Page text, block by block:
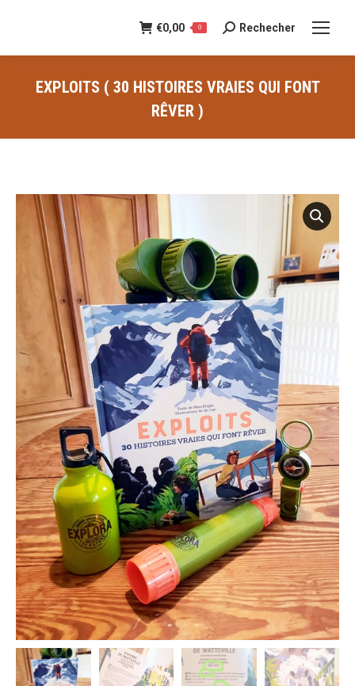
€0,00 0
Recherche
:
Rechecher
EXPLOITS ( 30 HISTOIRES VRAIES QUI FONT
RÊVER )